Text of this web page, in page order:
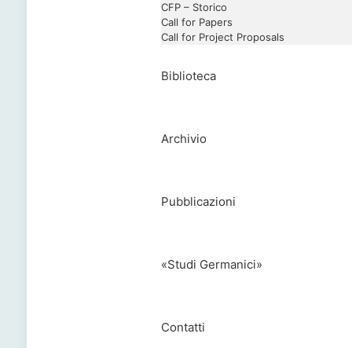
CFP – Storico
Call for Papers
Call for Project Proposals
Biblioteca
Archivio
Pubblicazioni
«Studi Germanici»
Contatti